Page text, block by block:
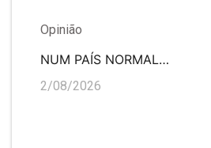
Opinião
NUM PAÍS NORMAL…
2/08/2026